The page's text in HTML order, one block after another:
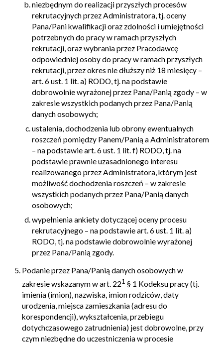
niezbędnym do realizacji przyszłych procesów
rekrutacyjnych przez Administratora, tj. oceny
Pana/Pani kwalifikacji oraz zdolności i umiejętności
potrzebnych do pracy w ramach przyszłych
rekrutacji, oraz wybrania przez Pracodawcę
odpowiedniej osoby do pracy w ramach przyszłych
rekrutacji, przez okres nie dłuższy niż 18 miesięcy –
art. 6 ust. 1 lit. a) RODO, tj. na podstawie
dobrowolnie wyrażonej przez Pana/Panią zgody – w
zakresie wszystkich podanych przez Pana/Panią
danych osobowych;
ustalenia, dochodzenia lub obrony ewentualnych
roszczeń pomiędzy Panem/Panią a Administratorem
– na podstawie art. 6 ust. 1 lit. f) RODO, tj. na
podstawie prawnie uzasadnionego interesu
realizowanego przez Administratora, którym jest
możliwość dochodzenia roszczeń – w zakresie
wszystkich podanych przez Pana/Panią danych
osobowych;
wypełnienia ankiety dotyczącej oceny procesu
rekrutacyjnego – na podstawie art. 6 ust. 1 lit. a)
RODO, tj. na podstawie dobrowolnie wyrażonej
przez Pana/Panią zgody.
Podanie przez Pana/Panią danych osobowych w
zakresie wskazanym w art. 221 § 1 Kodeksu pracy (tj.
imienia (imion), nazwiska, imion rodziców, daty
urodzenia, miejsca zamieszkania (adresu do
korespondencji), wykształcenia, przebiegu
dotychczasowego zatrudnienia) jest dobrowolne, przy
czym niezbędne do uczestniczenia w procesie